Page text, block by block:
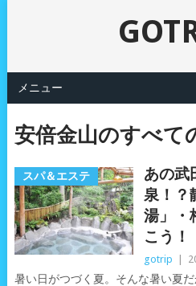
メニュー
安倍金山のすべて
スパ＆エステ
あの武
泉！？
湯」・
こう！
gotrip
暑い日がつづく夏。そんな暑い夏